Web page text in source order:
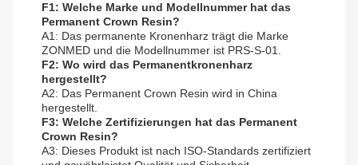
F1: Welche Marke und Modellnummer hat das
Permanent Crown Resin?
A1: Das permanente Kronenharz trägt die Marke
ZONMED und die Modellnummer ist PRS-S-01.
F2: Wo wird das Permanentkronenharz
hergestellt?
A2: Das Permanent Crown Resin wird in China
hergestellt.
F3: Welche Zertifizierungen hat das Permanent
Crown Resin?
A3: Dieses Produkt ist nach ISO-Standards zertifiziert